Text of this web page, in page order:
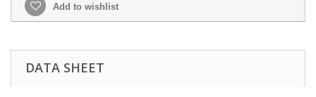
Add to wishlist
DATA SHEET